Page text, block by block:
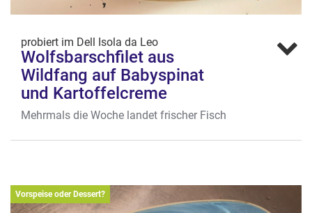
probiert im Dell Isola da Leo
Wolfsbarschfilet aus
Wildfang auf Babyspinat
und Kartoffelcreme
Mehrmals die Woche landet frischer Fisch
die Basis für maritime Köstlichkeiten wie
dieses Wolfsbarschfilet auf Babyspinat und
Vorspeise oder Dessert?